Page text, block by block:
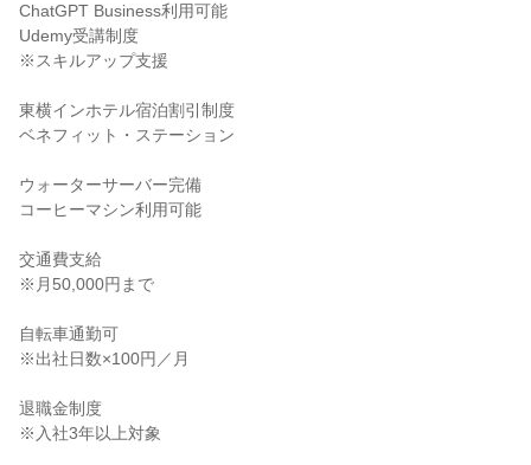
ChatGPT Business利用可能
Udemy受講制度
※スキルアップ支援
東横インホテル宿泊割引制度
ベネフィット・ステーション
ウォーターサーバー完備
コーヒーマシン利用可能
交通費支給
※月50,000円まで
自転車通勤可
※出社日数×100円／月
退職金制度
※入社3年以上対象